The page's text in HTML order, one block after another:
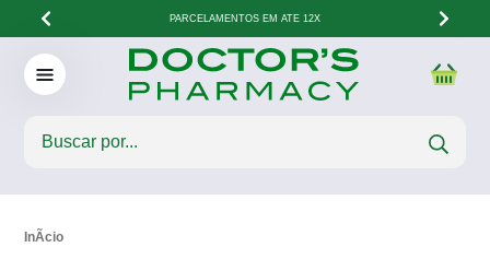
PARCELAMENTOS EM ATÉ 12X